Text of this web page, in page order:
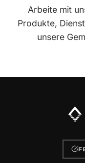
Arbeite mit
Produkte,
unsere